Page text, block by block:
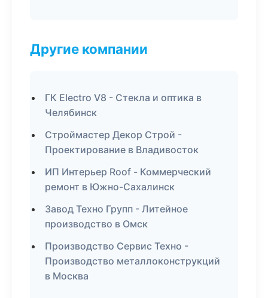
Другие компании
ГК Electro V8 - Стекла и оптика в
Челябинск
Строймастер Декор Строй -
Проектирование в Владивосток
ИП Интерьер Roof - Коммерческий
ремонт в Южно-Сахалинск
Завод Техно Групп - Литейное
производство в Омск
Производство Сервис Техно -
Производство металлоконструкций
в Москва